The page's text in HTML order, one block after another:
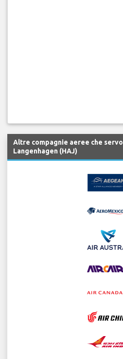
Altre compagnie aeree che
Langenhagen (HAJ)